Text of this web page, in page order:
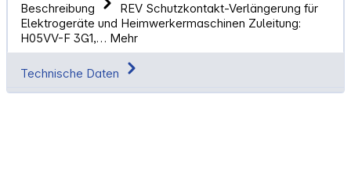
Beschreibung
REV Schutzkontakt-Verlängerung für
Elektrogeräte und Heimwerkermaschinen Zuleitung:
H05VV-F 3G1,… Mehr
Technische Daten